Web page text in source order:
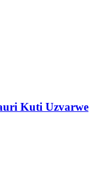
Kuti Uzvarwe